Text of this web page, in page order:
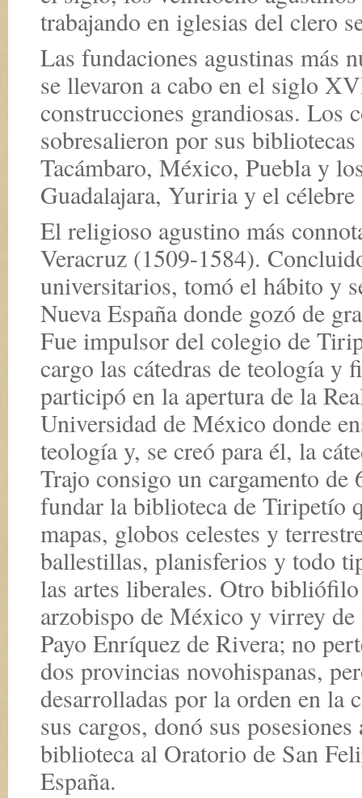
trabajando en iglesias del clero
Las fundaciones agustinas más
se llevaron a cabo en el siglo
construcciones grandiosas. Los
sobresalieron por sus
Tacámbaro, México, Puebla y
Guadalajara, Yuriria y el célebre
El religioso agustino más
Veracruz (1509-1584).
universitarios, tomó el hábito y
Nueva España donde gozó de
Fue impulsor del colegio de
cargo las cátedras de teología y
participó en la apertura de la
Universidad de México donde
teología y, se creó para él, la
Trajo consigo un cargamento de
fundar la biblioteca de Tiripetío
mapas, globos celestes y
ballestillas, planisferios y todo
las artes liberales. Otro
arzobispo de México y virrey de
Payo Enríquez de Rivera; no
dos provincias novohispanas,
desarrolladas por la orden en la
sus cargos, donó sus
biblioteca al Oratorio de San
España.